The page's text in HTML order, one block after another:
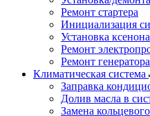
Ремонт стартера
Инициализация
Установка ксенона
Ремонт
Ремонт генератора
Климатическая система
Заправка
Долив масла в
Замена